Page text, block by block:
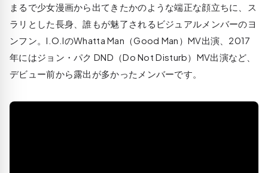
まるで少女漫画から出てきたかのような端正な顔立ちに、ス
ラリとした長身、誰もが魅了されるビジュアルメンバーのヨ
ンフン。I.O.IのWhatta Man（Good Man）MV出演、2017
年にはジョン・パク DND（Do Not Disturb）MV出演など、
デビュー前から露出が多かったメンバーです。